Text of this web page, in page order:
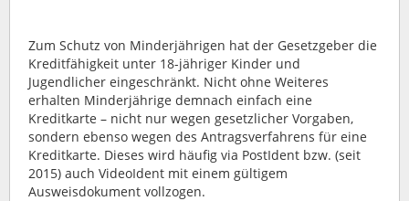
Zum Schutz von Minderjährigen hat der Gesetzgeber die
Kreditfähigkeit unter 18-jähriger Kinder und
Jugendlicher eingeschränkt. Nicht ohne Weiteres
erhalten Minderjährige demnach einfach eine
Kreditkarte – nicht nur wegen gesetzlicher Vorgaben,
sondern ebenso wegen des Antragsverfahrens für eine
Kreditkarte. Dieses wird häufig via PostIdent bzw. (seit
2015) auch VideoIdent mit einem gültigem
Ausweisdokument vollzogen.